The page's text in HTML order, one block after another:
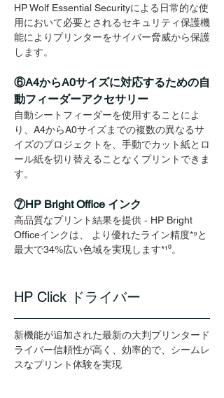
HP Wolf Essential Securityによる日常的な使
用において必要とされるセキュリティ保護機
能によりプリンターをサイバー脅威から保護
します。
⑥A4からA0サイズに対応するための自
動フィーダーアクセサリー
自動シートフィーダーを使用することによ
り、A4からA0サイズまでの複数の異なるサ
イズのプロジェクトを、手動でカット紙とロ
ール紙を切り替えることなくプリントできま
す。
⑦HP Bright Office インク
高品質なプリント結果を提供 ‐ HP Bright
Officeインクは、 より優れたライン精度*⁹と
最大で34%広い色域を実現します*¹⁰。
HP Click ドライバー
新機能が追加された最新の大判プリンタード
ライバー信頼性が高く、効率的で、シームレ
スなプリント体験を実現